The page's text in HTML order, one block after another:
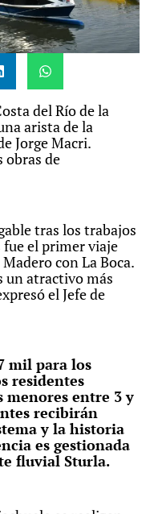
del Río de la
arista de la
Jorge Macri.
obras de
tras los trabajos
fue el primer viaje
con La Boca.
un atractivo más
el Jefe de
mil para los
residentes
menores entre 3 y
recibirán
y la historia
es gestionada
fluvial Sturla.